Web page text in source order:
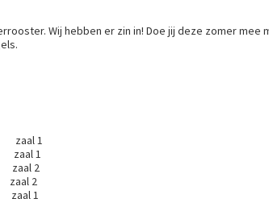
Wij hebben er zin in! Doe jij deze zomer mee
zaal 1
jaar zaal 1
zaal 2
zaal 2
1